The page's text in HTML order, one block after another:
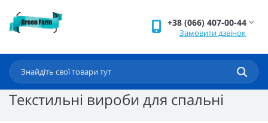
+38 (066) 407-00-44
Замовити дзвінок
Текстильні вироби для спальні